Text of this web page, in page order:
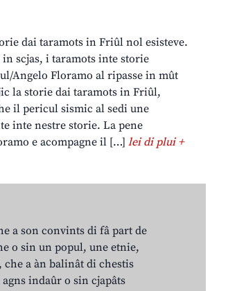
dai taramots in Friûl nol esisteve.
scjas, i taramots inte storie
Angelo Floramo al ripasse in mût
la storie dai taramots in Friûl,
il pericul sismic al sedi une
inte nestre storie. La pene
e acompagne il […]lei di plui +
a son convints di fâ part de
o sin un popul, une etnie,
a àn balinât di chestis
indaûr o sin cjapâts